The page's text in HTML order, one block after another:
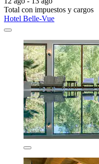
Total con impuestos y cargos
Hotel Belle-Vue